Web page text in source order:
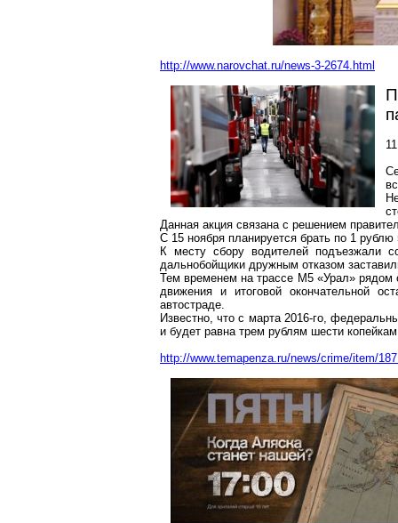
http://www.narovchat.ru/news-3-2674.html
Данная акция связана с решением
С 15 ноября планируется брать по 1
К месту сбору водителей подъезжали
дальнобойщики дружным отказом
Тем временем на трассе М5 «Урал» рядом
движения и итоговой окончательной
автостраде.
Известно, что с марта 2016-го,
и будет равна трем рублям шести
http://www.temapenza.ru/news/crime/item/